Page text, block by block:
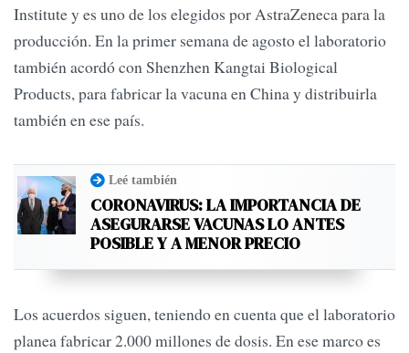
Institute y es uno de los elegidos por AstraZeneca para la
producción. En la primer semana de agosto el laboratorio
también acordó con Shenzhen Kangtai Biological
Products, para fabricar la vacuna en China y distribuirla
también en ese país.
Leé también
CORONAVIRUS: LA IMPORTANCIA DE
ASEGURARSE VACUNAS LO ANTES
POSIBLE Y A MENOR PRECIO
Los acuerdos siguen, teniendo en cuenta que el laboratorio
planea fabricar 2.000 millones de dosis. En ese marco es